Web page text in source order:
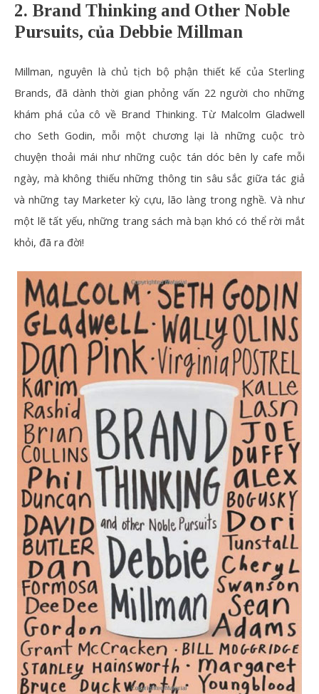
2. Brand Thinking and Other Noble
Pursuits, của Debbie Millman
Millman, nguyên là chủ tịch bộ phận thiết kế của Sterling
Brands, đã dành thời gian phỏng vấn 22 người cho những
khám phá của cô về Brand Thinking. Từ Malcolm Gladwell
cho Seth Godin, mỗi một chương lại là những cuộc trò
chuyện thoải mái như những cuộc tán dóc bên ly cafe mỗi
ngày, mà không thiếu những thông tin sâu sắc giữa tác giả
và những tay Marketer kỳ cựu, lão làng trong nghề. Và như
một lẽ tất yếu, những trang sách mà bạn khó có thể rời mắt
khỏi, đã ra đời!